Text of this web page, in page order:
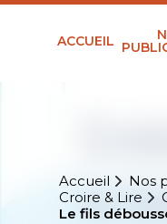
ACCUEIL
Accueil
Nos
Croire & Lire
Le fils